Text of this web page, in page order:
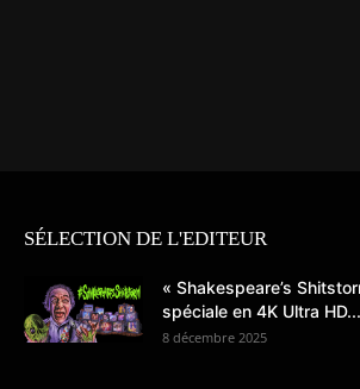
SÉLECTION DE L'EDITEUR
« Shakespeare’s
spéciale en 4K Ultra HD...
8 décembre 2025